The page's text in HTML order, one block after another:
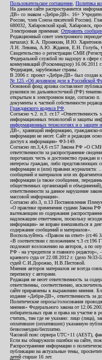
Пользовательское соглашение Политика
На данном сайте распространяется
ДВ» со знаком «Дебри-ДВ». 16+
России, член Союза писателей России).
680032, Хабаровский край, Хабаровск,
Электронная приемная: Отправить
Редакционный совет электронного
началах): К.А. Пронякин, И.Ю.
Л.Н. Левина, А.Ю. Жданов, Е.Н. Голубь,
Свидетельство о регистрации СМИ
Федеральной службой по надзору в сфере
коммуникаций (Роскомнадзор) 16.06.2011
Федерация, зарубежные страны.
В 2006 г. проект «Дебри-ДВ» был создан
№ 125 «Об архивном деле в Российской
Основной фонд архива составляют
рукописи по дальневосточной (РФ)
открытым в электронном виде, согласно
документы к частной собственности
Гражданского кодекса РФ
Согласно ч.2. п.3. ст.17 «Ответственность
информационных технологий и защиты
информационных технологиях и о защите
ДВ», хранящий информацию, гражданско-
информации не несет. Сайт и редакция
доступ к информации» ФЗ-149.
Согласно пп.3,4,6 ст.57 Закона РФ «О
ответственности за распространение
порочащих честь и достоинство граждан
интересы граждан, либо представляющих
информации и (или) правами журналиста:
сообщений и материалов или их
информации (а также сообщения,
общественных организаций и
ответственности за данное нарушение
массовой информации».
Согласно абз.3, п.13 Постановления
«О практике применения судами Закона
вытекающим из содержания
надлежащим ответчиком, поскольку
информации» не вправе вмешиваться в
содержание сообщений и материалов».
Воспользуйтесь «Правом на ответ»
«В соответствии с положением ч.3 ст.196
подлежит возложению на авторов, а по
РФ - на учредителя и главного редактор»,
краевого суда от 22.08.2012 г. (дело №33-
судей С.И.Дорожко, Н.В.Пестовой.
Мнения авторов материалов не всегда
переписку с авторами.
Редакция не несет ответственность за
ответственны, соответственно,
сайте приравнены к выражению мнения.
издание «Дебри-ДВ», ответственность за
Политические опросы/голосования
мнения» Федерального закона от
избирательных прав и права на участие в
считать, там где не указано: лицо (лица),
оплатившее (оплативших) указанную
безвозмездно/бесплатно.
Часовой пояс сервера UTC+11 (AEST),
Если вы обнаружили ошибки на сайте,
Распространение информации о
публикации на актуальные темы,
детей старше 16 лет.